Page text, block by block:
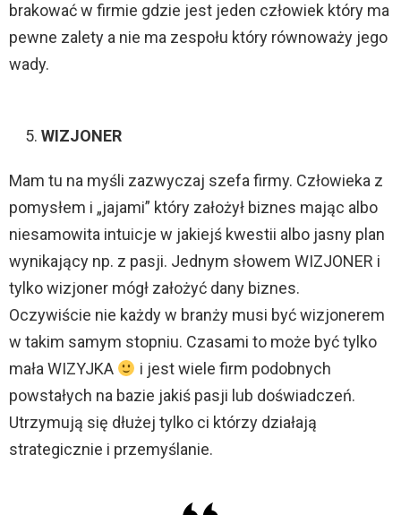
brakować w firmie gdzie jest jeden człowiek który ma
pewne zalety a nie ma zespołu który równoważy jego
wady.
WIZJONER
Mam tu na myśli zazwyczaj szefa firmy. Człowieka z
pomysłem i „jajami” który założył biznes mając albo
niesamowita intuicje w jakiejś kwestii albo jasny plan
wynikający np. z pasji. Jednym słowem WIZJONER i
tylko wizjoner mógł założyć dany biznes.
Oczywiście nie każdy w branży musi być wizjonerem
w takim samym stopniu. Czasami to może być tylko
mała WIZYJKA
i jest wiele firm podobnych
powstałych na bazie jakiś pasji lub doświadczeń.
Utrzymują się dłużej tylko ci którzy działają
strategicznie i przemyślanie.